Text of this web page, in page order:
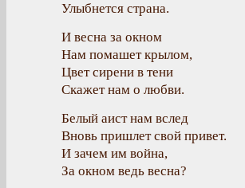
Улыбнется страна.
И весна за окном
Нам помашет крылом,
Цвет сирени в тени
Скажет нам о любви.
Белый аист нам вслед
Вновь пришлет свой привет.
И зачем им война,
За окном ведь весна?